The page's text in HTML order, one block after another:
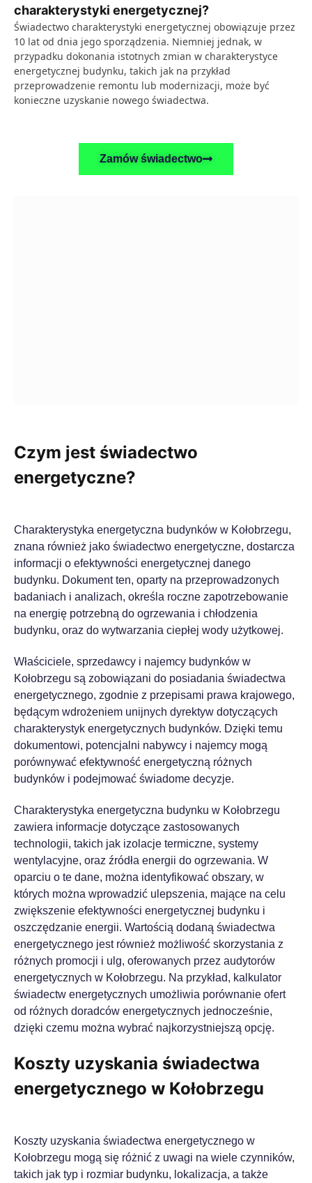
charakterystyki energetycznej?
Świadectwo charakterystyki energetycznej obowiązuje przez
10 lat od dnia jego sporządzenia. Niemniej jednak, w
przypadku dokonania istotnych zmian w charakterystyce
energetycznej budynku, takich jak na przykład
przeprowadzenie remontu lub modernizacji, może być
konieczne uzyskanie nowego świadectwa.
Zamów świadectwo
Czym jest świadectwo
energetyczne?
Charakterystyka energetyczna budynków w Kołobrzegu,
znana również jako świadectwo energetyczne, dostarcza
informacji o efektywności energetycznej danego
budynku. Dokument ten, oparty na przeprowadzonych
badaniach i analizach, określa roczne zapotrzebowanie
na energię potrzebną do ogrzewania i chłodzenia
budynku, oraz do wytwarzania ciepłej wody użytkowej.
Właściciele, sprzedawcy i najemcy budynków w
Kołobrzegu są zobowiązani do posiadania świadectwa
energetycznego, zgodnie z przepisami prawa krajowego,
będącym wdrożeniem unijnych dyrektyw dotyczących
charakterystyk energetycznych budynków. Dzięki temu
dokumentowi, potencjalni nabywcy i najemcy mogą
porównywać efektywność energetyczną różnych
budynków i podejmować świadome decyzje.
Charakterystyka energetyczna budynku w Kołobrzegu
zawiera informacje dotyczące zastosowanych
technologii, takich jak izolacje termiczne, systemy
wentylacyjne, oraz źródła energii do ogrzewania. W
oparciu o te dane, można identyfikować obszary, w
których można wprowadzić ulepszenia, mające na celu
zwiększenie efektywności energetycznej budynku i
oszczędzanie energii. Wartością dodaną świadectwa
energetycznego jest również możliwość skorzystania z
różnych promocji i ulg, oferowanych przez audytorów
energetycznych w Kołobrzegu. Na przykład, kalkulator
świadectw energetycznych umożliwia porównanie ofert
od różnych doradców energetycznych jednocześnie,
dzięki czemu można wybrać najkorzystniejszą opcję.
Koszty uzyskania świadectwa
energetycznego w Kołobrzegu
Koszty uzyskania świadectwa energetycznego w
Kołobrzegu mogą się różnić z uwagi na wiele czynników,
takich jak typ i rozmiar budynku, lokalizacja, a także